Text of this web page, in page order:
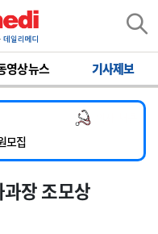
영상뉴스 기사제보
임상의사 채용
) 계약직 의사 공개채용
모집
차) 모집
상의사 채용
장 조모상